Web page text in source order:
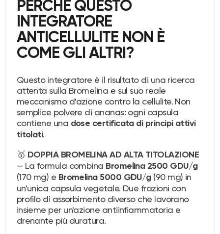
PERCHÉ QUESTO
INTEGRATORE
ANTICELLULITE NON È
COME GLI ALTRI?
Questo integratore è il risultato di una ricerca
attenta sulla Bromelina e sul suo reale
meccanismo d'azione contro la cellulite. Non
semplice polvere di ananas: ogni capsula
contiene una dose certificata di principi attivi
titolati.
🥇 DOPPIA BROMELINA AD ALTA TITOLAZIONE
— La formula combina Bromelina 2500 GDU/g
(170 mg) e Bromelina 5000 GDU/g(90 mg) in
un'unica capsula vegetale. Due frazioni con
profilo di assorbimento diverso che lavorano
insieme per un'azione antiinfiammatoria e
drenante più duratura.